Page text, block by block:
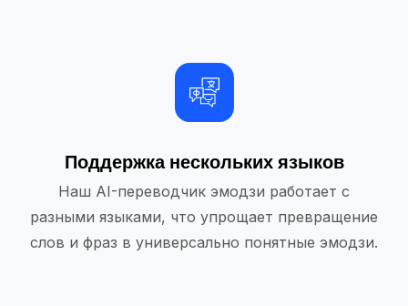
Поддержка нескольких языков
Наш AI-переводчик эмодзи работает с
разными языками, что упрощает превращение
слов и фраз в универсально понятные эмодзи.